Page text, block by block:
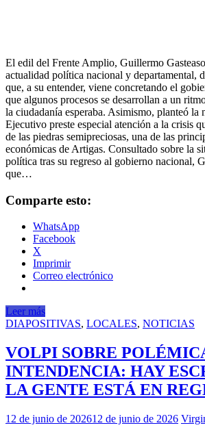
El edil del Frente Amplio, Guillermo
actualidad política nacional y departamental,
que, a su entender, viene concretando el
que algunos procesos se desarrollan a un
la ciudadanía esperaba. Asimismo, planteó la
Ejecutivo preste especial atención a la crisis
de las piedras semipreciosas, una de las
económicas de Artigas. Consultado sobre la
política tras su regreso al gobierno nacional,
que…
Comparte esto:
WhatsApp
Facebook
X
Imprimir
Correo electrónico
Leer más
DIAPOSITIVAS, LOCALES, NOTICIAS
VOLPI SOBRE
INTENDENCIA: HAY
LA GENTE ESTÁ EN
12 de junio de 202612 de junio de 2026